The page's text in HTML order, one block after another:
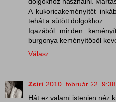
A kukoricakeményítőt
tehát a sütött dolgokhoz.
Igazából minden
burgonya keményítőből
Válasz
Zsiri 2010. február 22. 9:38
Hát ez valami istenien néz